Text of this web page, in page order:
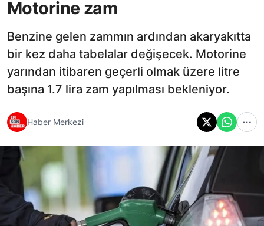
Motorine zam
Benzine gelen zammın ardından akaryakıtta
bir kez daha tabelalar değişecek. Motorine
yarından itibaren geçerli olmak üzere litre
başına 1.7 lira zam yapılması bekleniyor.
Haber Merkezi